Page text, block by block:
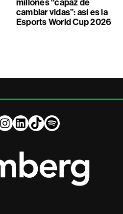
millones “capaz de
cambiar vidas”: así es la
Esports World Cup 2026